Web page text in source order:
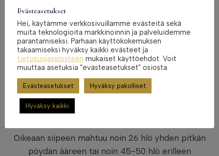
Oikea Siipi on upea, juhlava ravintolatila, jonka voit
vuokrata yksityistilaisuuteen. Oikea Siipi toimii
loistavasti niin syntymäpäivä- kuin hääjuhlissakin,
kuin yrityksen kokoustilana.
Oikean siiven ikkunasta avautuu upea
jokirantamaisema, joka jaksaa ihastuttaa vuoden
jokaisena ajankohtana.
Oikeaan siipeen mahtuu noin 26 hlö yhden pitkän
pöydän ääreen tai noin 45-50 hlö erilleen
Evästeasetukset
Hei, käytämme verkkosivuillamme evästeitä sekä
muita teknologioita markkinoinnin ja palveluidemme
parantamiseksi. Parhaan käyttökokemuksen
takaamiseksi hyväksy kaikki evästeet ja
tietosuojaselosteen mukaiset käyttöehdot. Voit
muuttaa asetuksia "evästeasetukset" osiosta.
Evästeasetukset Hyväksy pakolliset
Hyväksy kaikki